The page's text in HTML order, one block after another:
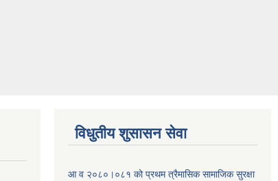
विधुतीय शुसासन सेवा
आ व २०८०।०८१ को प्रथम त्रैमासिक सामाजिक सुरक्षा